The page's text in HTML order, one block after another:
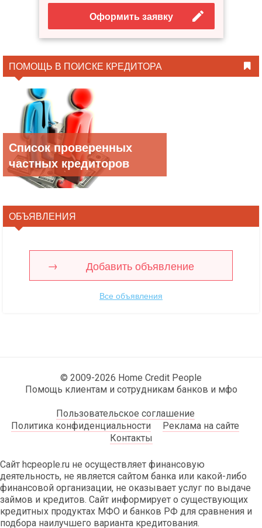
Оформить заявку
ПОМОЩЬ В ПОИСКЕ КРЕДИТОРА
Список проверенных
частных кредиторов
ОБЪЯВЛЕНИЯ
Добавить объявление
Все объявления
© 2009-2026 Home Credit People
Помощь клиентам и сотрудникам банков и мфо
Пользовательское соглашение
Политика конфиденциальности
Реклама на сайте
Контакты
Сайт hcpeople.ru не осуществляет финансовую
деятельность, не является сайтом банка или какой-либо
финансовой организации, не оказывает услуг по выдаче
займов и кредитов. Сайт информирует о существующих
кредитных продуктах МФО и банков РФ для сравнения и
подбора наилучшего варианта кредитования.